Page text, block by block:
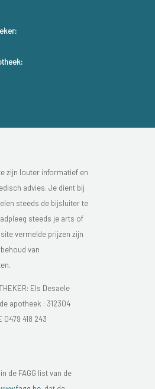
zijn louter informatief en
advies. Je dient bij
steeds de bijsluiter te
steeds je arts of
vermelde prijzen zijn
van
Els Desaele
de apotheek : 312304
0479 418 243
de FAGG list van de